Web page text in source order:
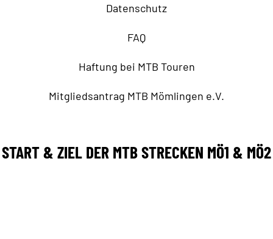
Datenschutz
FAQ
Haftung bei MTB Touren
Mitgliedsantrag MTB Mömlingen e.V.
START & ZIEL DER MTB STRECKEN MÖ1 & MÖ2